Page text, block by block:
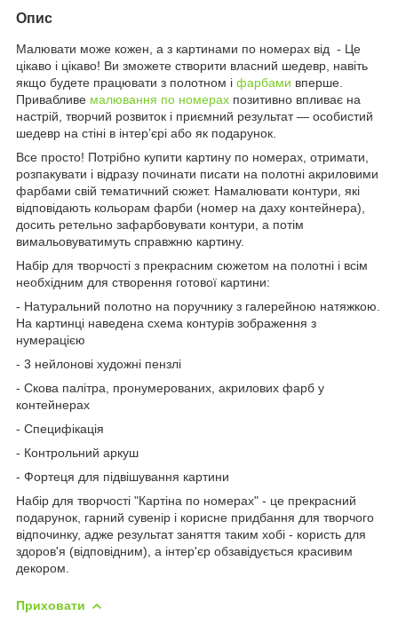
Опис
Малювати може кожен, а з картинами по номерах від - Це
цікаво і цікаво! Ви зможете створити власний шедевр, навіть
якщо будете працювати з полотном і фарбами вперше.
Привабливе малювання по номерах позитивно впливає на
настрій, творчий розвиток і приємний результат — особистий
шедевр на стіні в інтер’єрі або як подарунок.
Все просто! Потрібно купити картину по номерах, отримати,
розпакувати і відразу починати писати на полотні акриловими
фарбами свій тематичний сюжет. Намалювати контури, які
відповідають кольорам фарби (номер на даху контейнера),
досить ретельно зафарбовувати контури, а потім
вимальовуватимуть справжню картину.
Набір для творчості з прекрасним сюжетом на полотні і всім
необхідним для створення готової картини:
- Натуральний полотно на поручнику з галерейною натяжкою.
На картинці наведена схема контурів зображення з
нумерацією
- 3 нейлонові художні пензлі
- Скова палітра, пронумерованих, акрилових фарб у
контейнерах
- Специфікація
- Контрольний аркуш
- Фортеця для підвішування картини
Набір для творчості "Картіна по номерах" - це прекрасний
подарунок, гарний сувенір і корисне придбання для творчого
відпочинку, адже результат заняття таким хобі - користь для
здоров'я (відповідним), а інтер'єр обзавідується красивим
декором.
Приховати